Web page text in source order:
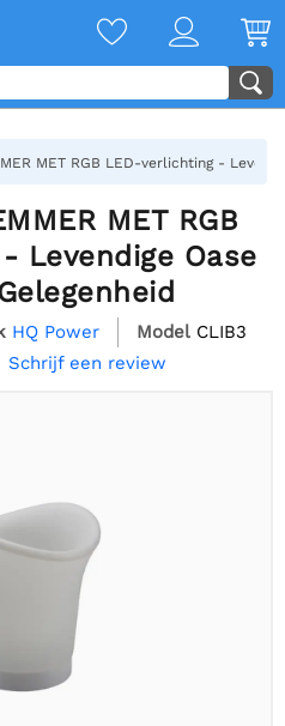
MET RGB LED-verlichting -
MET RGB
Levendige Oase
HQ Power Model CLIB3
Schrijf een review